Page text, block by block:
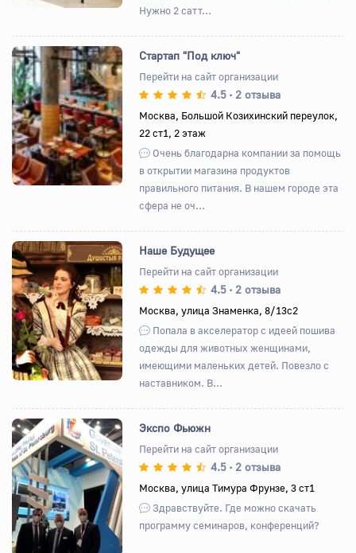
Нужно 2 сатт...
Назад Вперед
Стартап "Под ключ"
Перейти на сайт организации
4.5 • 2 отзыва
Москва, Большой Козихинский переулок,
22 ст1, 2 этаж
Очень благодарна компании за помощь
в открытии магазина продуктов
правильного питания. В нашем городе эта
сфера не оч...
Назад Вперед
Наше Будущее
Перейти на сайт организации
4.5 • 2 отзыва
Москва, улица Знаменка, 8/13с2
Попала в акселератор с идеей пошива
одежды для животных женщинами,
имеющими маленьких детей. Повезло с
наставником. В...
Назад Вперед
Экспо Фьюжн
Перейти на сайт организации
4.5 • 2 отзыва
Москва, улица Тимура Фрунзе, 3 ст1
Здравствуйте. Где можно скачать
программу семинаров, конференций?